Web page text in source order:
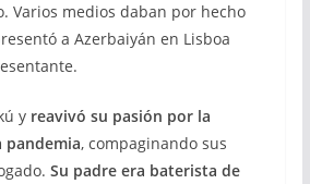
Varios medios daban por hecho
a Azerbaiyán en Lisboa
y reavivó su pasión por la
pandemia, compaginando sus
Su padre era baterista de